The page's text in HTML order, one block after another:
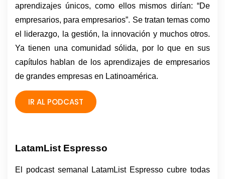
aprendizajes únicos, como ellos mismos dirían: “De
empresarios, para empresarios”. Se tratan temas como
el liderazgo, la gestión, la innovación y muchos otros.
Ya tienen una comunidad sólida, por lo que en sus
capítulos hablan de los aprendizajes de empresarios
de grandes empresas en Latinoamérica.
IR AL PODCAST
LatamList Espresso
El podcast semanal LatamList Espresso cubre todas